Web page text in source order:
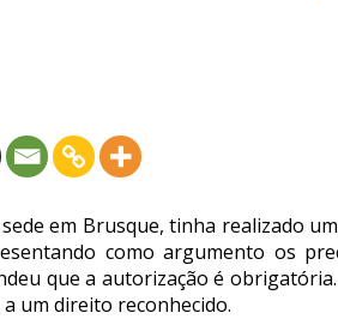
em Brusque, tinha realizado
como argumento os
que a autorização é
um direito reconhecido.